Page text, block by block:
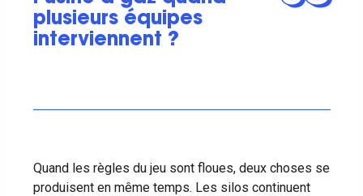
plusieurs équipes
interviennent ?
Quand les règles du jeu sont floues, deux choses se
produisent en même temps. Les silos continuent